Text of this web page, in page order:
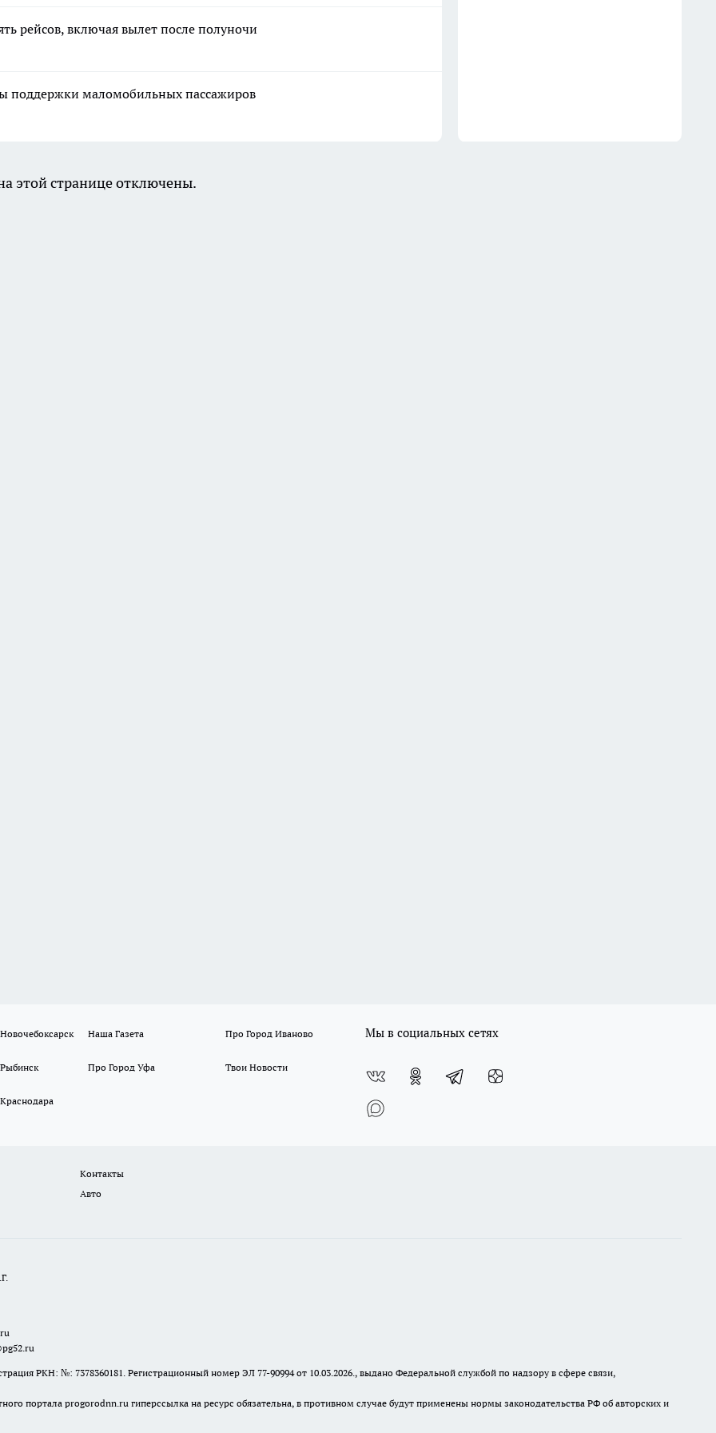
рейсов, включая вылет после полуночи
поддержки маломобильных пассажиров
этой странице отключены.
Наша Газета Про Город Иваново
Про Город Уфа Твои Новости
Мы в социальных сетях
Контакты
Авто
РКН: №: 7378360181. Регистрационный номер ЭЛ 77-90994 от 10.03.2026., выдано Федеральной службой по надзору в сфере связи,
портала progorodnn.ru гиперссылка на ресурс обязательна, в противном случае будут применены нормы законодательства РФ об авторских и